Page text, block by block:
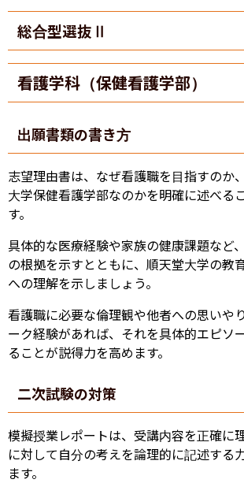
総合型選抜Ⅱ
看護学科（保健看護学部）
出願書類の書き方
志望理由書は、なぜ看護職を目指すのか
大学保健看護学部なのかを明確に述べる
す。
具体的な医療経験や家族の健康課題など
の根拠を示すとともに、順天堂大学の教
への理解を示しましょう。
看護職に必要な倫理観や他者への思いや
ーク経験があれば、それを具体的エピソ
ることが説得力を高めます。
二次試験の対策
模擬授業レポートは、受講内容を正確に
に対して自分の考えを論理的に記述する
ます。